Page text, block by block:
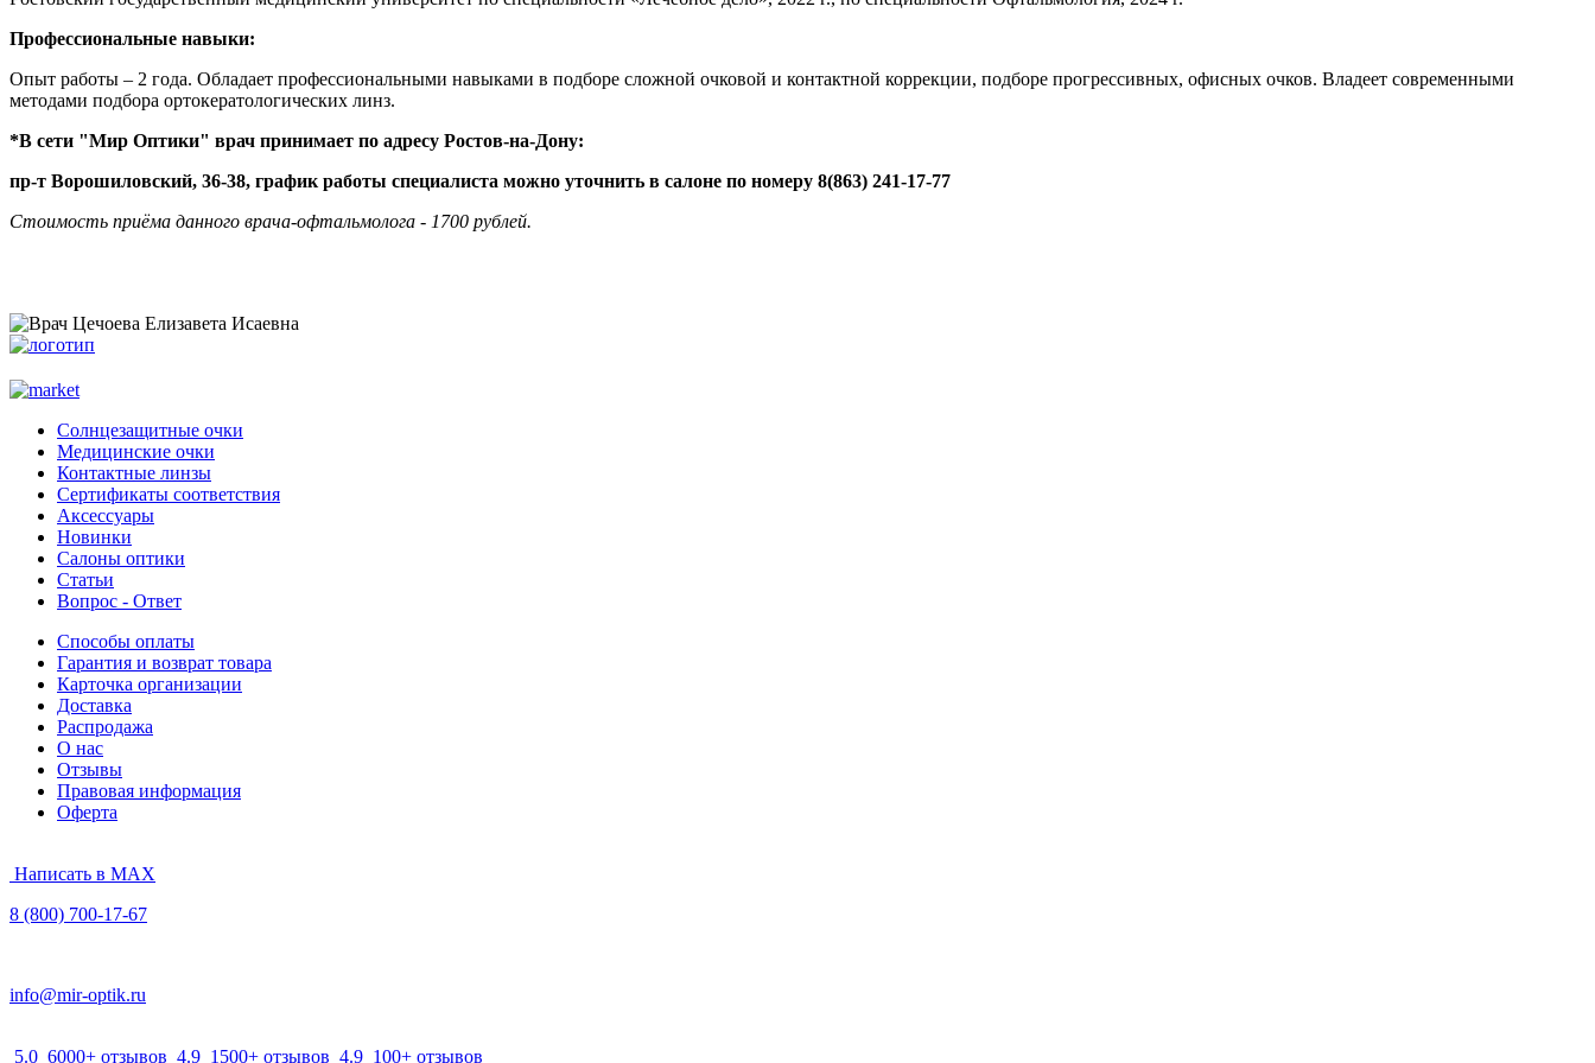
Профессиональные навыки:
Опыт работы – 2 года. Обладает профессиональными навыками в подборе сложной очковой и контактной коррекции, подборе прогрессивных, офисных очков. Владеет современными
методами подбора ортокератологических линз.
*В сети "Мир Оптики" врач принимает по адресу Ростов-на-Дону:
пр-т Ворошиловский, 36-38, график работы специалиста можно уточнить в салоне по номеру 8(863) 241-17-77
Стоимость приёма данного врача-офтальмолога - 1700 рублей.
Солнцезащитные очки
Медицинские очки
Контактные линзы
Сертификаты соответствия
Аксессуары
Новинки
Салоны оптики
Статьи
Вопрос - Ответ
Способы оплаты
Гарантия и возврат товара
Карточка организации
Доставка
Распродажа
О нас
Отзывы
Правовая информация
Оферта
Написать в MAX
8 (800) 700-17-67
info@mir-optik.ru
5.0 6000+ отзывов 4.9 1500+ отзывов 4.9 100+ отзывов